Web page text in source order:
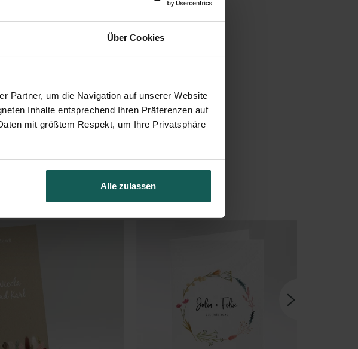
Über Cookies
Partner, um die Navigation auf unserer Website
Inhalte entsprechend Ihren Präferenzen auf
mit größtem Respekt, um Ihre Privatsphäre
Alle zulassen
UNSERE VERPFLICHTUNG
des Paares und das Datum der
(Ref. N401141)